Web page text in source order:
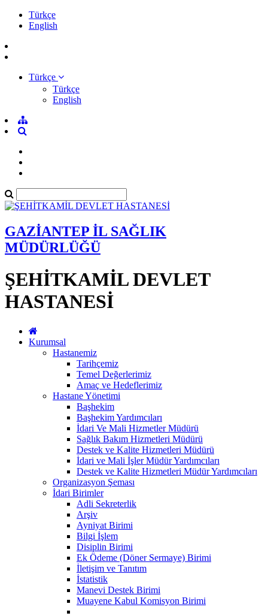
Türkçe
English
Türkçe
Türkçe
English
GAZİANTEP İL SAĞLIK
MÜDÜRLÜĞÜ
ŞEHİTKAMİL DEVLET
HASTANESİ
Kurumsal
Hastanemiz
Tarihçemiz
Temel Değerlerimiz
Amaç ve Hedeflerimiz
Hastane Yönetimi
Başhekim
Başhekim Yardımcıları
İdari Ve Mali Hizmetler Müdürü
Sağlık Bakım Hizmetleri Müdürü
Destek ve Kalite Hizmetleri Müdürü
İdari ve Mali İşler Müdür Yardımcıları
Destek ve Kalite Hizmetleri Müdür Yardımcıları
Organizasyon Şeması
İdari Birimler
Adli Sekreterlik
Arşiv
Ayniyat Birimi
Bilgi İşlem
Disiplin Birimi
Ek Ödeme (Döner Sermaye) Birimi
İletişim ve Tanıtım
İstatistik
Manevi Destek Birimi
Muayene Kabul Komisyon Birimi